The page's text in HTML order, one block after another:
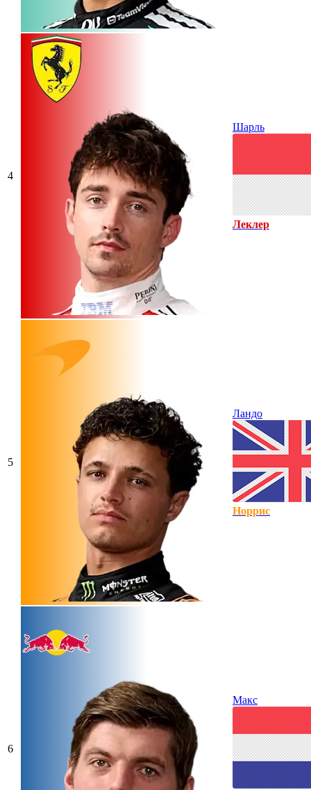
4
Шарль
Леклер
5
Ландо
Норрис
6
Макс